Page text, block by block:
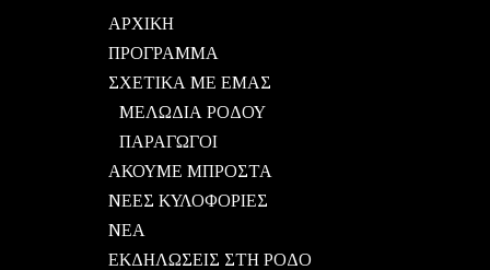
ΑΡΧΙΚΗ
ΠΡΟΓΡΑΜΜΑ
ΣΧΕΤΙΚΑ ΜΕ ΕΜΑΣ
ΜΕΛΩΔΙΑ ΡΟΔΟΥ
ΠΑΡΑΓΩΓΟΙ
ΑΚΟΥΜΕ ΜΠΡΟΣΤΑ
ΝΕΕΣ ΚΥΛΟΦΟΡΙΕΣ
ΝΕΑ
ΕΚΔΗΛΩΣΕΙΣ ΣΤΗ ΡΟΔΟ